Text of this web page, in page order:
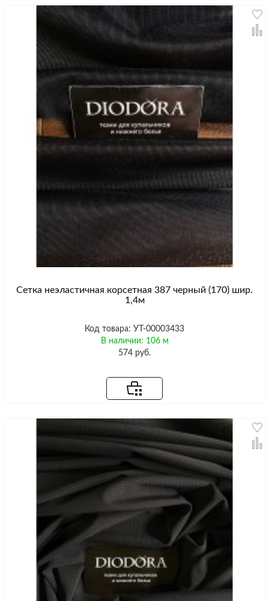
Сетка неэластичная корсетная 387 черный (170) шир.
1,4м
Код товара: УТ-00003433
В наличии: 106 м
574 руб.